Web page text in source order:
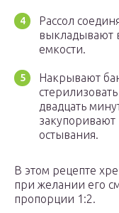
Рассол
выкладывают
емкости.
Накрывают
двадцать
закупоривают
остывания.
В этом рецепте
при желании его
пропорции 1:2.